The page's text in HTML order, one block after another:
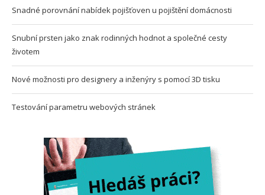
Snadné porovnání nabídek pojišťoven u pojištění domácnosti
Snubní prsten jako znak rodinných hodnot a společné cesty
životem
Nové možnosti pro designery a inženýry s pomocí 3D tisku
Testování parametru webových stránek